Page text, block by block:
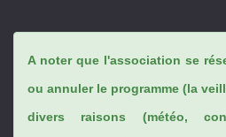
A noter que l'association se
ou annuler le programme (la
divers raisons (météo,